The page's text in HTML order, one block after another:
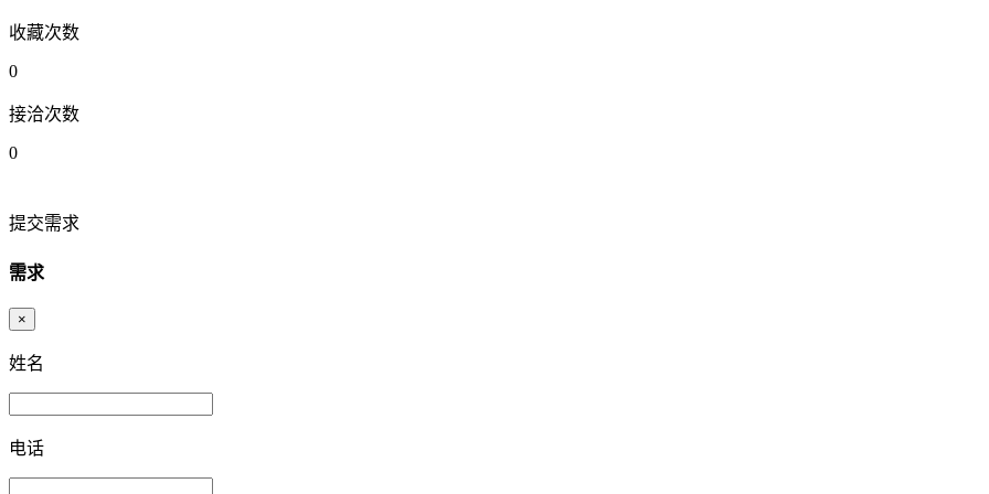
收藏次数
0
接洽次数
0
提交需求
需求
×
姓名
电话